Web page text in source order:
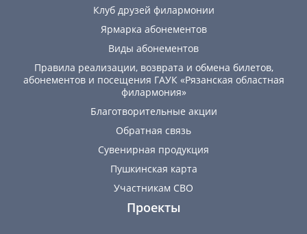
Клуб друзей филармонии
Ярмарка абонементов
Виды абонементов
Правила реализации, возврата и обмена билетов,
абонементов и посещения ГАУК «Рязанская областная
филармония»
Благотворительные акции
Обратная связь
Сувенирная продукция
Пушкинская карта
Участникам СВО
Проекты